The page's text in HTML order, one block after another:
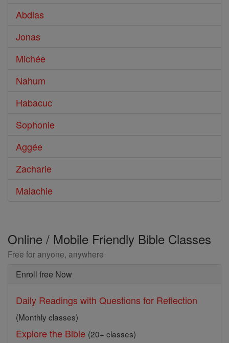
Abdias
Jonas
Michée
Nahum
Habacuc
Sophonie
Aggée
Zacharie
Malachie
Online / Mobile Friendly Bible Classes
Free for anyone, anywhere
Enroll free Now
Daily Readings with Questions for Reflection
(Monthly classes)
Explore the Bible (20+ classes)